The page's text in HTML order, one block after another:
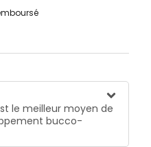
le meilleur moyen de
bucco-